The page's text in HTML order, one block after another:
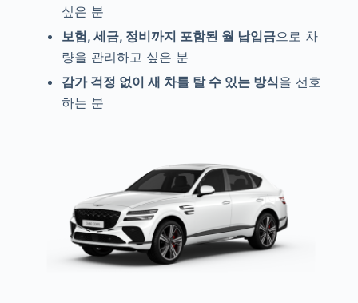
싶은 분
보험, 세금, 정비까지 포함된 월 납입금으로 차
량을 관리하고 싶은 분
감가 걱정 없이 새 차를 탈 수 있는 방식을 선호
하는 분